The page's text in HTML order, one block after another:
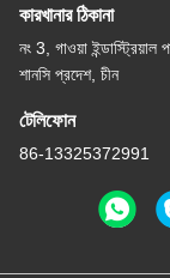
কারখানার ঠিকানা
নং 3, গাওয়া ইন্ডাস্ট্রিয়াল
শানসি প্রদেশ, চীন
টেলিফোন
86-13325372991